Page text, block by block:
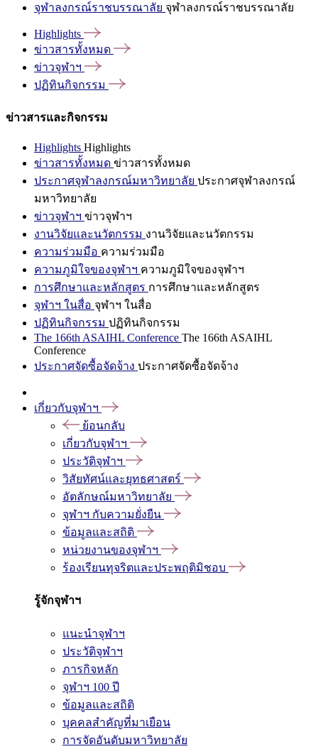
จุฬาลงกรณ์ราชบรรณาลัย จุฬาลงกรณ์ราชบรรณาลัย
Highlights
ข่าวสารทั้งหมด
ข่าวจุฬาฯ
ปฏิทินกิจกรรม
ข่าวสารและกิจกรรม
Highlights Highlights
ข่าวสารทั้งหมด ข่าวสารทั้งหมด
ประกาศจุฬาลงกรณ์มหาวิทยาลัย ประกาศจุฬาลงกรณ์
มหาวิทยาลัย
ข่าวจุฬาฯ ข่าวจุฬาฯ
งานวิจัยและนวัตกรรม งานวิจัยและนวัตกรรม
ความร่วมมือ ความร่วมมือ
ความภูมิใจของจุฬาฯ ความภูมิใจของจุฬาฯ
การศึกษาและหลักสูตร การศึกษาและหลักสูตร
จุฬาฯ ในสื่อ จุฬาฯ ในสื่อ
ปฏิทินกิจกรรม ปฏิทินกิจกรรม
The 166th ASAIHL Conference The 166th ASAIHL
Conference
ประกาศจัดซื้อจัดจ้าง ประกาศจัดซื้อจัดจ้าง
เกี่ยวกับจุฬาฯ
ย้อนกลับ
เกี่ยวกับจุฬาฯ
ประวัติจุฬาฯ
วิสัยทัศน์และยุทธศาสตร์
อัตลักษณ์มหาวิทยาลัย
จุฬาฯ กับความยั่งยืน
ข้อมูลและสถิติ
หน่วยงานของจุฬาฯ
ร้องเรียนทุจริตและประพฤติมิชอบ
รู้จักจุฬาฯ
แนะนำจุฬาฯ
ประวัติจุฬาฯ
ภารกิจหลัก
จุฬาฯ 100 ปี
ข้อมูลและสถิติ
บุคคลสำคัญที่มาเยือน
การจัดอันดับมหาวิทยาลัย